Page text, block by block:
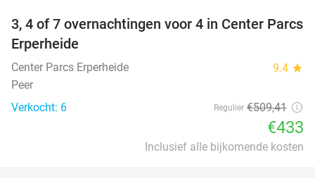
15%
3, 4 of 7 overnachtingen voor 4 in Center Parcs
Erperheide
Center Parcs Erperheide 9.4 star
Peer
Verkocht: 6
Regulier €509,41
€433
Inclusief alle bijkomende kosten